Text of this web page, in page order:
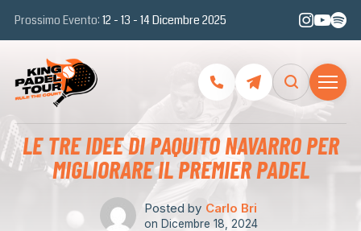
Prossimo Evento: 12 - 13 - 14 Dicembre 2025
LE TRE IDEE DI PAQUITO NAVARRO PER
MIGLIORARE IL PREMIER PADEL
Posted by Carlo Bri
on Dicembre 18, 2024